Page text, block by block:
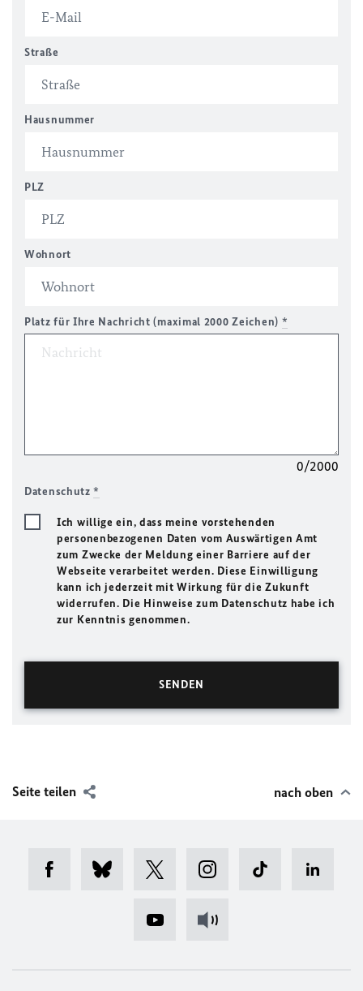
Straße
Hausnummer
PLZ
Wohnort
Platz für Ihre Nachricht (maximal 2000 Zeichen) *
0/2000
Datenschutz*
Ich willige ein, dass meine vorstehenden
personenbezogenen Daten vom Auswärtigen Amt
zum Zwecke der Meldung einer Barriere auf der
Webseite verarbeitet werden. Diese Einwilligung
kann ich jederzeit mit Wirkung für die Zukunft
widerrufen. Die Hinweise zum Datenschutz habe ich
zur Kenntnis genommen.
Seite teilen nach oben